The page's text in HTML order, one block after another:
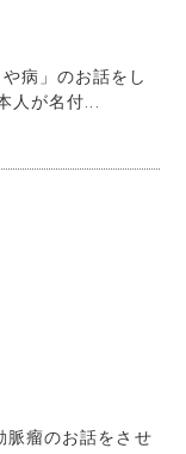
病」のお話をし
人が名付...
脈瘤のお話をさせ